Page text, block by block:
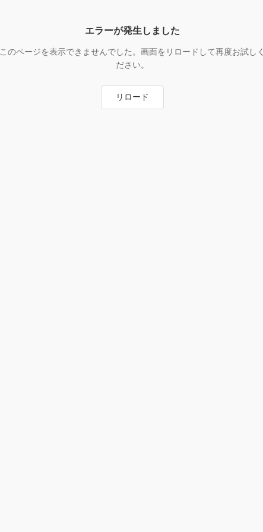
エラーが発生しました
このページを表示できませんでした。画面をリロードして再度お試しく
ださい。
リロード